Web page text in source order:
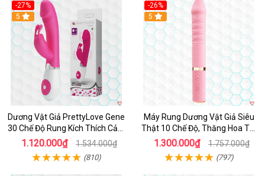
-27%
Hot
5
Dương Vật Giả PrettyLove Gene
30 Chế Độ Rung Kích Thích Cảm
Biến Âm Thanh
1.120.000₫ 1.534.000₫
(810)
-26%
Hot
5
Máy Rung Dương Vật Giả Siêu
Thật 10 Chế Độ, Thăng Hoa Tối
Ưu
1.300.000₫ 1.757.000₫
(797)